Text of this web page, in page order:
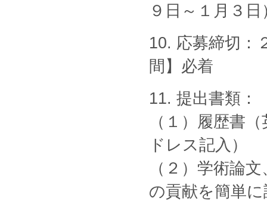
９日～１月３
10. 応募締切：
間】必着
11. 提出書類
（１）履歴書
ドレス記入）
（２）学術論
の貢献を簡単